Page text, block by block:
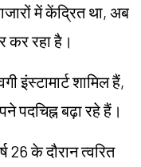
में केंद्रित था, अब
कर रहा है।
इंस्टामार्ट शामिल हैं,
पदचिह्न बढ़ा रहे हैं।
26 के दौरान त्वरित